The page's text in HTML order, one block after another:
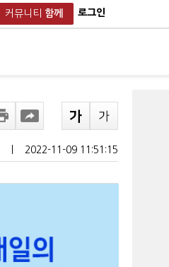
커뮤니티 함께 로그인
2022-11-09 11:51:15